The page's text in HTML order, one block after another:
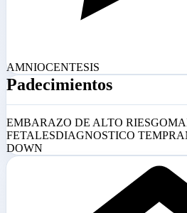
AMNIOCENTESIS
Padecimientos
EMBARAZO DE ALTO RIESGO
FETALESDIAGNOSTICO
DOWN